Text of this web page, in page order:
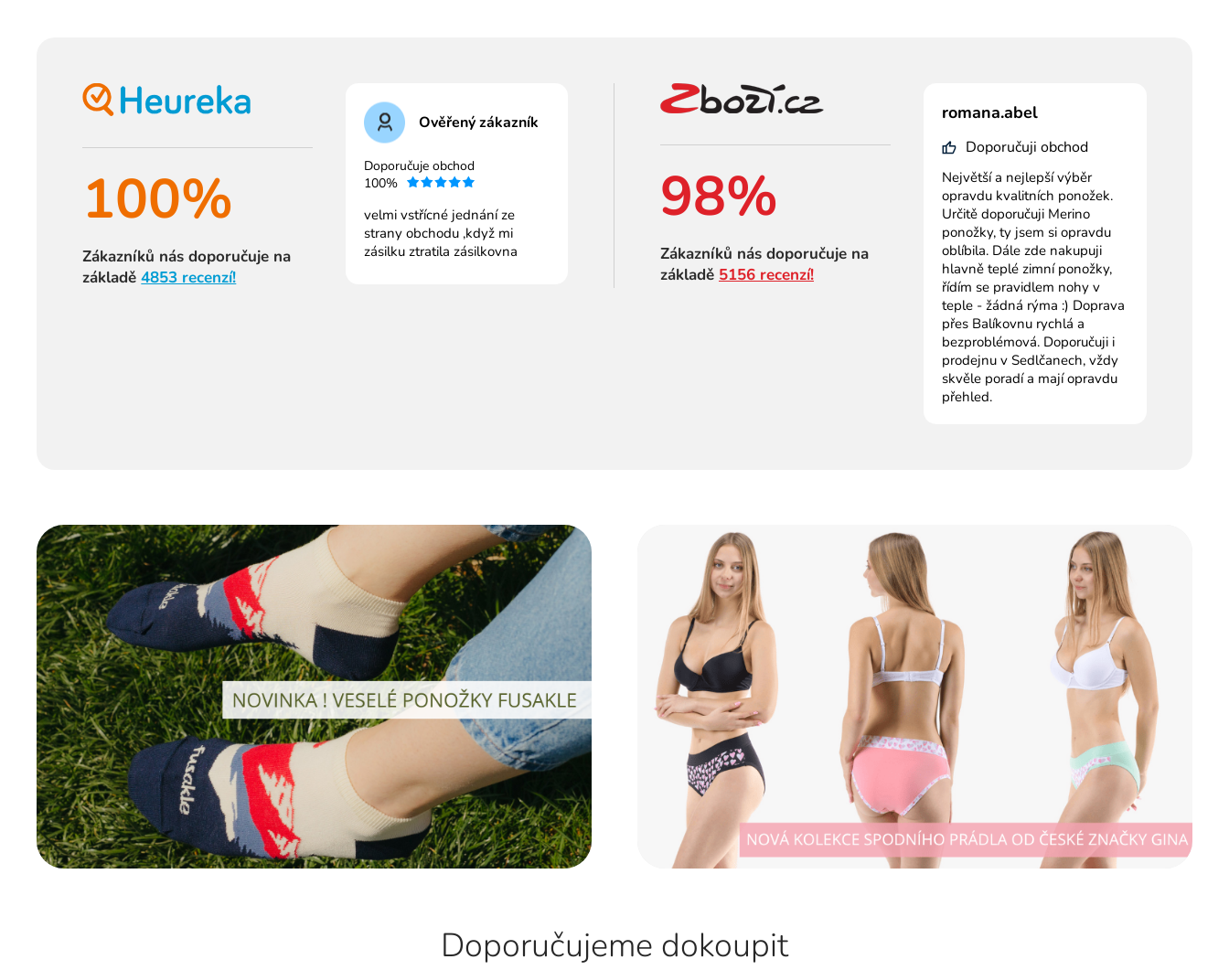
100%
Zákazníků nás doporučuje na
základě4853 recenzí!
Ověřený zákazník
Doporučuje obchod
100%
velmi vstřícné jednání ze
strany obchodu ,když mi
zásilku ztratila zásilkovna
98%
Zákazníků nás doporučuje na
základě 5156 recenzí!
romana.abel
Doporučuji obchod
Největší a nejlepší výběr
opravdu kvalitních ponožek.
Určitě doporučuji Merino
ponožky, ty jsem si opravdu
oblíbila. Dále zde nakupuji
hlavně teplé zimní ponožky,
řídím se pravidlem nohy v
teple - žádná rýma :) Doprava
přes Balíkovnu rychlá a
bezproblémová. Doporučuji i
prodejnu v Sedlčanech, vždy
skvěle poradí a mají opravdu
přehled.
Doporučujeme dokoupit